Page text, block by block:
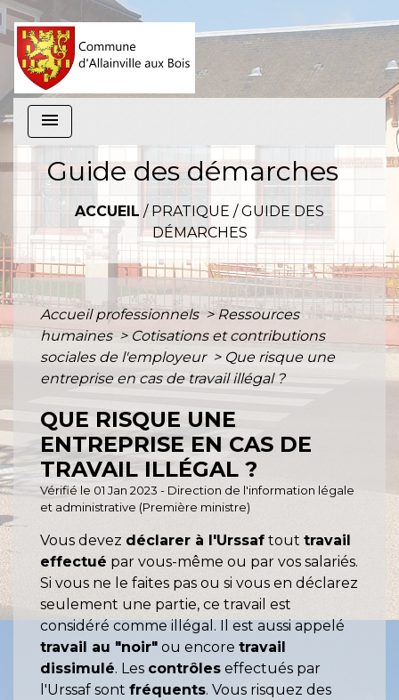
menu
Guide des démarches
ACCUEIL / PRATIQUE /GUIDE DES
DÉMARCHES
Accueil professionnels> Ressources
humaines > Cotisations et contributions
sociales de l'employeur > Que risque une
entreprise en cas de travail illégal ?
QUE RISQUE UNE
ENTREPRISE EN CAS DE
TRAVAIL ILLÉGAL ?
Vérifié le 01 Jan 2023 - Direction de l'information légale
et administrative (Première ministre)
Vous devez déclarer à l'Urssaf tout travail
effectué par vous-même ou par vos salariés.
Si vous ne le faites pas ou si vous en déclarez
seulement une partie, ce travail est
considéré comme illégal. Il est aussi appelé
travail au "noir" ou encore travail
dissimulé. Les contrôles effectués par
l'Urssaf sont fréquents. Vous risquez des